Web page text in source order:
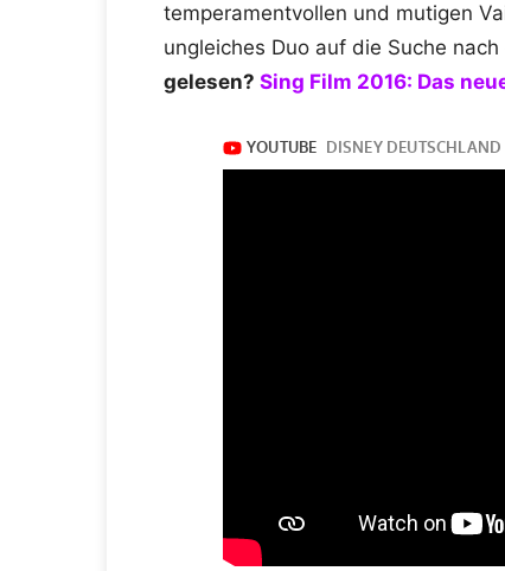
temperamentvollen und mutigen
ungleiches Duo auf die Suche
gelesen? Sing Film 2016: Das